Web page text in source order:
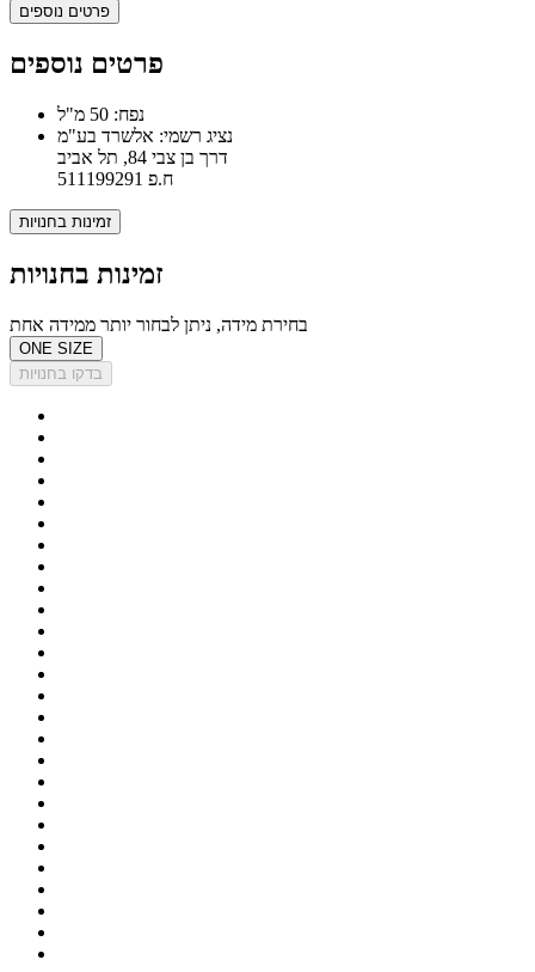
פרטים נוספים
פרטים נוספים
נפח: 50 מ"ל
נציג רשמי: אלשרד בע"מ
דרך בן צבי 84, תל אביב
ח.פ 511199291
זמינות בחנויות
זמינות בחנויות
בחירת מידה, ניתן לבחור יותר ממידה אחת
ONE SIZE
בדקו בחנויות